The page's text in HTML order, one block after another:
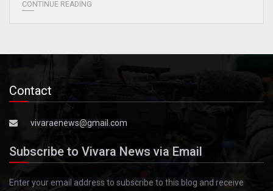
CONTINUE READING
Contact
vivaraenews@gmail.com
Subscribe to Vivara News via Email
Enter your email address to subscribe to this blog and receive